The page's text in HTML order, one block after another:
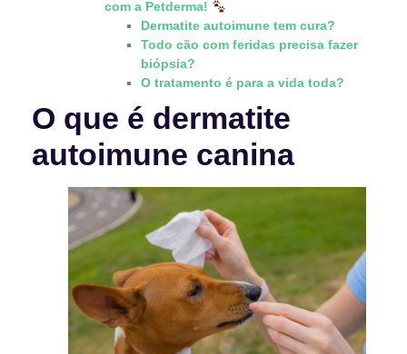
com a Petderma!
Dermatite autoimune tem cura?
Todo cão com feridas precisa fazer
biópsia?
O tratamento é para a vida toda?
O que é dermatite
autoimune canina